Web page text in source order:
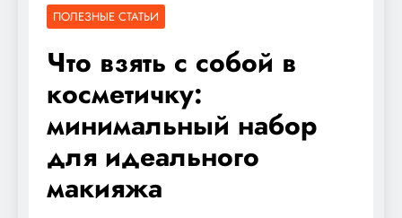
ПОЛЕЗНЫЕ СТАТЬИ
Что взять с собой в
косметичку:
минимальный набор
для идеального
макияжа